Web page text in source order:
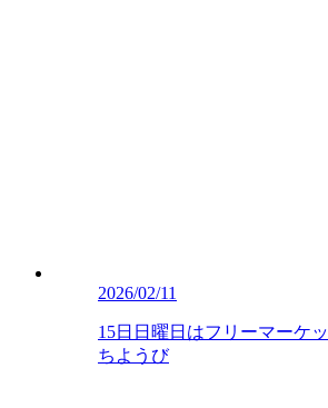
2026/02/11
15日日曜日はフリーマーケ
ちようび